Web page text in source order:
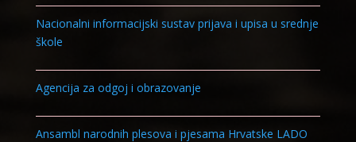
Nacionalni informacijski sustav prijava i upisa u srednje
škole
Agencija za odgoj i obrazovanje
Ansambl narodnih plesova i pjesama Hrvatske LADO